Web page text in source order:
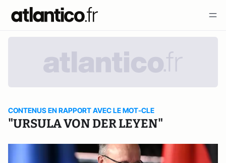
CONTENUS EN RAPPORT AVEC LE MOT-CLE
"URSULA VON DER LEYEN"